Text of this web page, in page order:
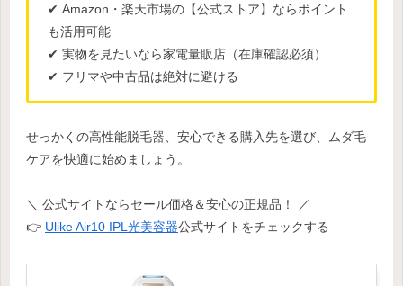
✔ Amazon・楽天市場の【公式ストア】ならポイント
も活用可能
✔ 実物を見たいなら家電量販店（在庫確認必須）
✔ フリマや中古品は絶対に避ける
せっかくの高性能脱毛器、安心できる購入先を選び、ムダ毛
ケアを快適に始めましょう。
＼ 公式サイトならセール価格＆安心の正規品！ ／
👉 Ulike Air10 IPL光美容器公式サイトをチェックする